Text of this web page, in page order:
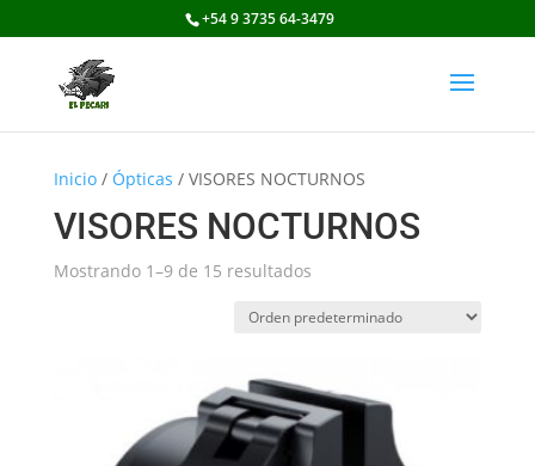
+54 9 3735 64-3479
Inicio/ Ópticas / VISORES NOCTURNOS
VISORES NOCTURNOS
Mostrando 1–9 de 15 resultados